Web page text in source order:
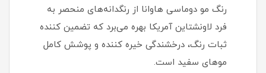
رنگ مو دوماسی هاوانا از رنگدانه‌های منحصر به
فرد لاونشتاین آمریکا بهره می‌برد که تضمین‌ کننده
ثبات رنگ، درخشندگی خیره‌ کننده و پوشش کامل
موهای سفید است.